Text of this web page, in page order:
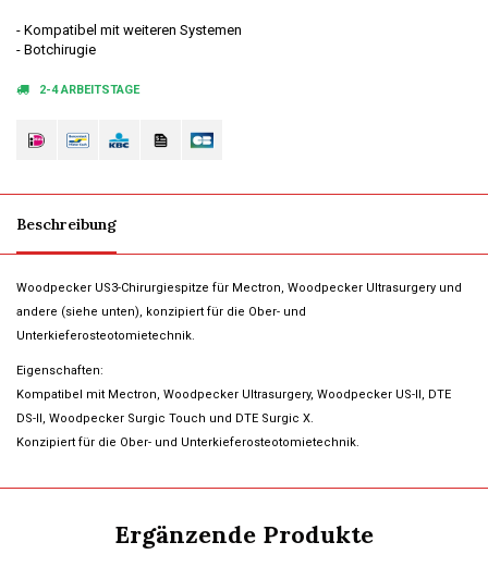
- Kompatibel mit weiteren Systemen
- Botchirugie
2-4 ARBEITSTAGE
Beschreibung
Woodpecker US3-Chirurgiespitze für Mectron, Woodpecker Ultrasurgery und
andere (siehe unten), konzipiert für die Ober- und
Unterkieferosteotomietechnik.
Eigenschaften:
Kompatibel mit Mectron, Woodpecker Ultrasurgery, Woodpecker US-II, DTE
DS-II, Woodpecker Surgic Touch und DTE Surgic X.
Konzipiert für die Ober- und Unterkieferosteotomietechnik.
Ergänzende Produkte